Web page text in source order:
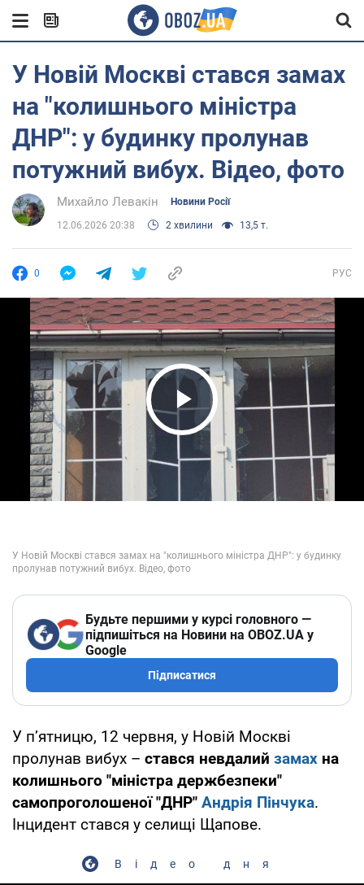
У Новій Москві стався замах
на "колишнього міністра
ДНР": у будинку пролунав
потужний вибух. Відео, фото
Михайло Левакін Новини Росії
12.06.2026 20:38 2 хвилини 13,5 т.
0 РУС
Play Video
Будьте першими у курсі головного —
підпишіться на Новини на OBOZ.UA у
Google
Підписатися
У п’ятницю, 12 червня, у Новій Москві
пролунав вибух – стався невдалий замах на
колишнього "міністра держбезпеки"
самопроголошеної "ДНР" Андрія Пінчука.
Інцидент стався у селищі Щапове.
Відео дня